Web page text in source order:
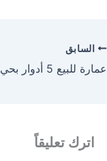
السابق
عمارة للبيع 5 أدوار بحي شبرا بالطائف
اترك تعليقاً